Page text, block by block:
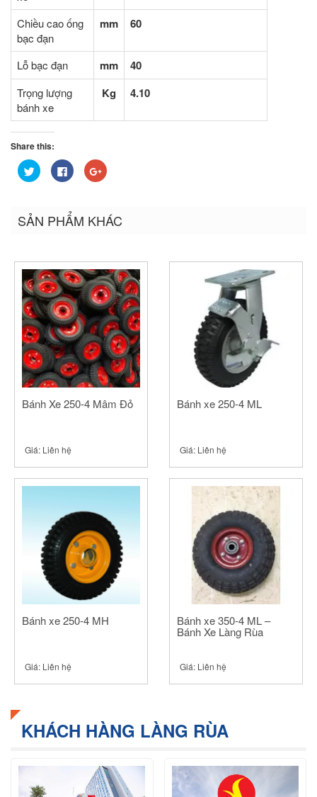
Chiều cao ống
bạc đạn
mm 60
Lỗ bạc đạn mm 40
Trọng lượng
bánh xe
Kg 4.10
Share this:
Bấm
để
(Opens
in
Nhấn
vào
Facebook
(Opens
in
Bấm
để
(Opens
in
SẢN PHẨM KHÁC
Bánh Xe 250-4 Mâm Đỏ
Giá: Liên hệ
Bánh xe 250-4 ML
Giá: Liên hệ
Bánh xe 250-4 MH
Giá: Liên hệ
Bánh xe 350-4 ML –
Bánh Xe Làng Rùa
Giá: Liên hệ
KHÁCH HÀNG LÀNG RÙA